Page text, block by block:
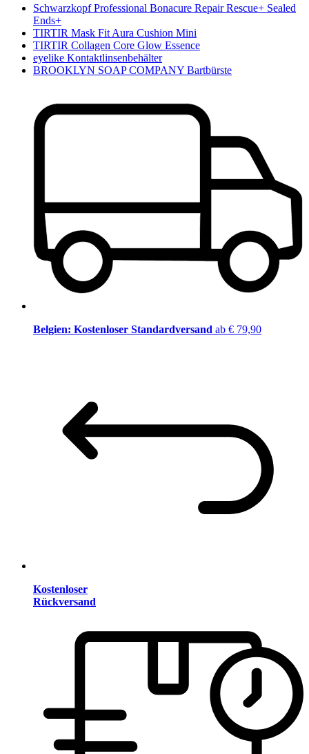
Schwarzkopf Professional Bonacure Repair Rescue+ Sealed
Ends+
TIRTIR Mask Fit Aura Cushion Mini
TIRTIR Collagen Core Glow Essence
eyelike Kontaktlinsenbehälter
BROOKLYN SOAP COMPANY Bartbürste
Belgien: Kostenloser Standardversand ab € 79,90
Kostenloser
Rückversand